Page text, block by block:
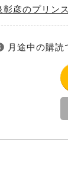
彰彦のプリン
月途中の購読